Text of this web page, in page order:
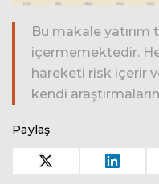
Bu makale
içermemektedir.
hareketi risk içerir
kendi
Paylaş